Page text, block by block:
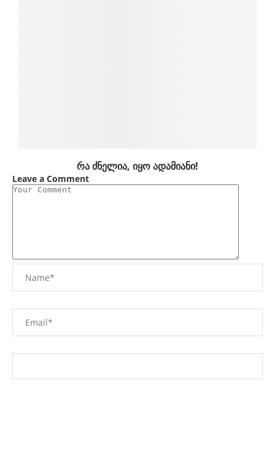
რა ძნელია, იყო ადამიანი!
Leave a Comment